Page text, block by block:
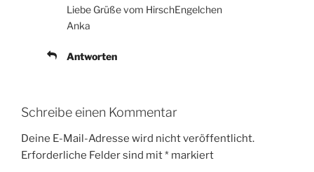
Liebe Grüße vom HirschEngelchen
Anka
Antworten
Schreibe einen Kommentar
Deine E-Mail-Adresse wird nicht veröffentlicht.
Erforderliche Felder sind mit* markiert